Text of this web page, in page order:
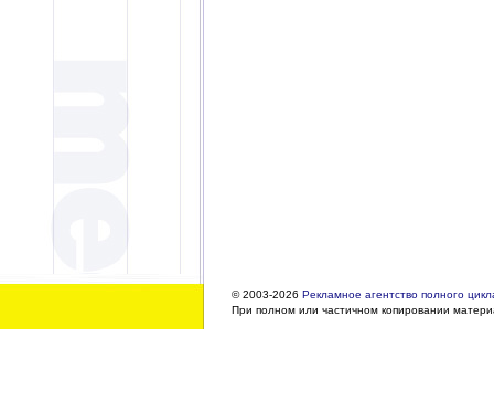
© 2003-2026 Рекламное агентство полного
При полном или частичном копировании